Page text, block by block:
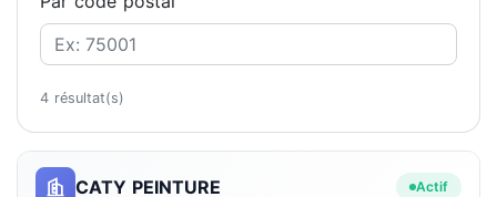
CATY PEINTURE Actif
4 résultat(s)